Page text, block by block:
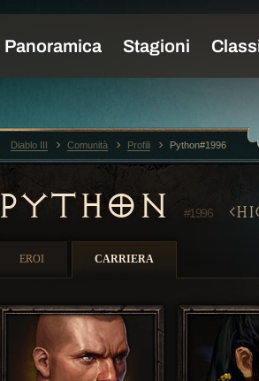
PYTHON #1996
EROI CARRIERA
Diablo III Comunità Profili Python#1996